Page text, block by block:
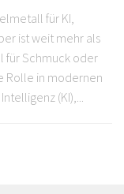
für KI,
ist weit mehr als
für Schmuck oder
Rolle in modernen
(KI),...